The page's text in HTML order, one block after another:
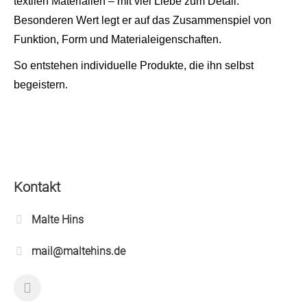
Besonderen Wert legt er auf das Zusammenspiel von
Funktion, Form und Materialeigenschaften.
So entstehen individuelle Produkte, die ihn selbst
begeistern.
Kontakt
Malte Hins
mail@maltehins.de